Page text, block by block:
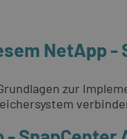
NetApp -
zur